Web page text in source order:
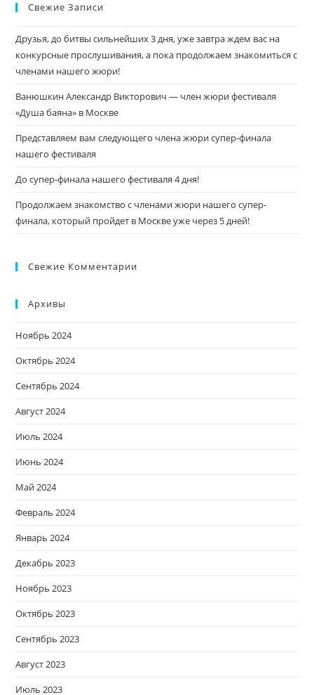
Свежие Записи
Друзья, до битвы сильнейших 3 дня, уже завтра ждем вас на
конкурсные прослушивания, а пока продолжаем знакомиться с
членами нашего жюри!
Ванюшкин Александр Викторович — член жюри фестиваля
«Душа баяна» в Москве
Представляем вам следующего члена жюри супер-финала
нашего фестиваля
До супер-финала нашего фестиваля 4 дня!
Продолжаем знакомство с членами жюри нашего супер-
финала, который пройдет в Москве уже через 5 дней!
Свежие Комментарии
Архивы
Ноябрь 2024
Октябрь 2024
Сентябрь 2024
Август 2024
Июль 2024
Июнь 2024
Май 2024
Февраль 2024
Январь 2024
Декабрь 2023
Ноябрь 2023
Октябрь 2023
Сентябрь 2023
Август 2023
Июль 2023